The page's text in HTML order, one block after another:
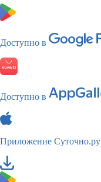
Доступно в
Доступно в
Приложение Суточно.ру